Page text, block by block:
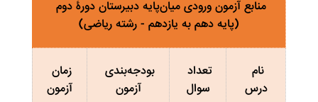
منابع آزمون ورودی میان‌پایه دبیرستان دورۀ دوم
(پایه دهم به یازدهم - رشته ریاضی)
نام
درس
تعداد
سوال
بودجه‌بندی
آزمون
زمان
آزمون